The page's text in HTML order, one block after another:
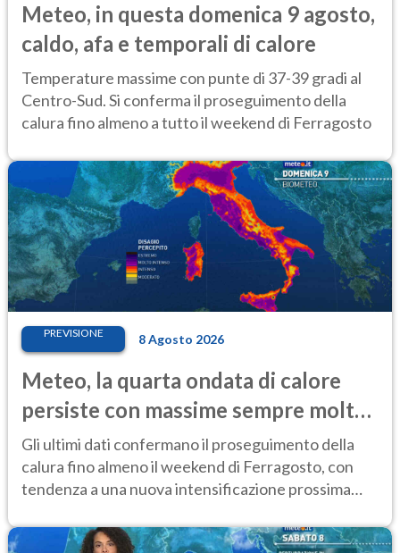
Meteo, in questa domenica 9 agosto,
caldo, afa e temporali di calore
Temperature massime con punte di 37-39 gradi al
Centro-Sud. Si conferma il proseguimento della
calura fino almeno a tutto il weekend di Ferragosto
PREVISIONE 8 Agosto 2026
Meteo, la quarta ondata di calore
persiste con massime sempre molto
elevate
Gli ultimi dati confermano il proseguimento della
calura fino almeno il weekend di Ferragosto, con
tendenza a una nuova intensificazione prossima